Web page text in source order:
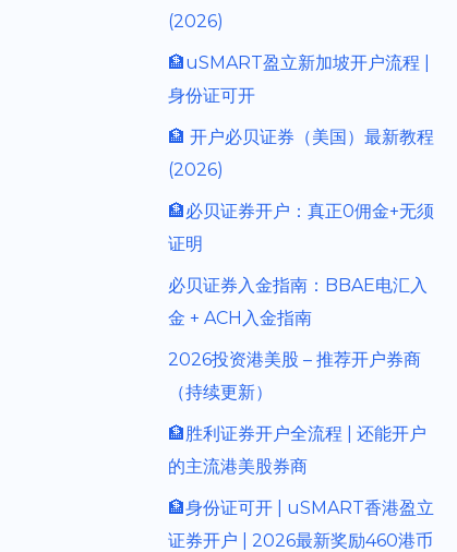
(2026)
🏦uSMART盈立新加坡开户流程 |
身份证可开
🏦 开户必贝证券（美国）最新教程
(2026)
🏦必贝证券开户：真正0佣金+无须
证明
必贝证券入金指南：BBAE电汇入
金 + ACH入金指南
2026投资港美股 – 推荐开户券商
（持续更新）
🏦胜利证券开户全流程 | 还能开户
的主流港美股券商
🏦身份证可开 | uSMART香港盈立
证券开户 | 2026最新奖励460港币